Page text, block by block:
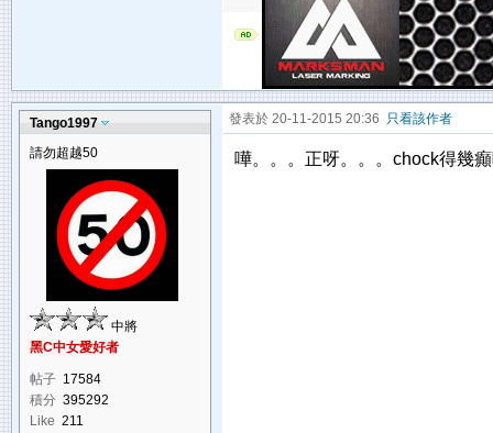
Tango1997
請勿超越50
中將
黑C中女愛好者
帖子 17584
積分 395292
Like 211
發表於 20-11-2015 20:36 只看該作者
嘩。。。正呀。。。chock得幾